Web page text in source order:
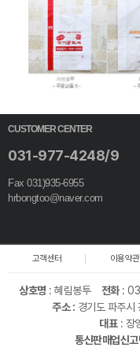
CUSTOMER CENTER
031-977-4248/9
Fax 031)935-6955
hrbongtoo@naver.com
고객센터 이용약관
상호명 :혜림봉투 전화:
주소 : 경기도 파주
대표: 장
통신판매업신